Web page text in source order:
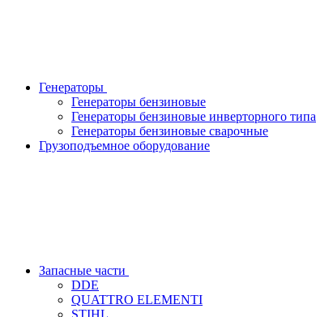
Генераторы
Генераторы бензиновые
Генераторы бензиновые инверторного типа
Генераторы бензиновые сварочные
Грузоподъемное оборудование
Запасные части
DDЕ
QUATTRO ELEMENTI
STIHL